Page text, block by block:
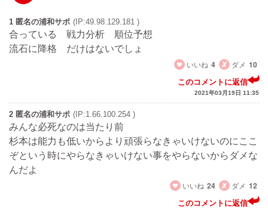
1 匿名の浦和サポ (IP:49.98.129.181 )
合っている 戦力分析 順位予想
流石に降格 だけはないでしょ
いいね 4 ダメ 10
このコメントに返信
2021年03月19日 11:35
2 匿名の浦和サポ (IP:1.66.100.254 )
みんな必死なのは当たり前
杉本は能力も低いからより頑張らなきゃいけないのにここ
ぞという時にやらなきゃいけない事をやらないからダメな
んだよ
いいね 24 ダメ 12
このコメントに返信